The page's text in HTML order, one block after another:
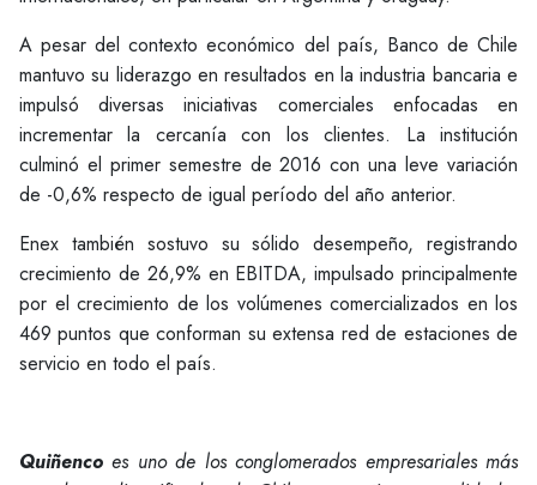
A pesar del contexto económico del país, Banco de Chile
mantuvo su liderazgo en resultados en la industria bancaria e
impulsó diversas iniciativas comerciales enfocadas en
incrementar la cercanía con los clientes. La institución
culminó el primer semestre de 2016 con una leve variación
de -0,6% respecto de igual período del año anterior.
Enex también sostuvo su sólido desempeño, registrando
crecimiento de 26,9% en EBITDA, impulsado principalmente
por el crecimiento de los volúmenes comercializados en los
469 puntos que conforman su extensa red de estaciones de
servicio en todo el país.
Quiñenco es uno de los conglomerados empresariales más